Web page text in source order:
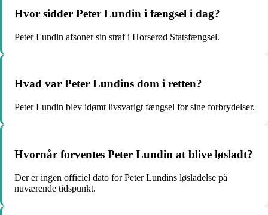
Hvor sidder Peter Lundin i fængsel i dag?
Peter Lundin afsoner sin straf i Horserød Statsfængsel.
Hvad var Peter Lundins dom i retten?
Peter Lundin blev idømt livsvarigt fængsel for sine forbrydelser.
Hvornår forventes Peter Lundin at blive løsladt?
Der er ingen officiel dato for Peter Lundins løsladelse på
nuværende tidspunkt.